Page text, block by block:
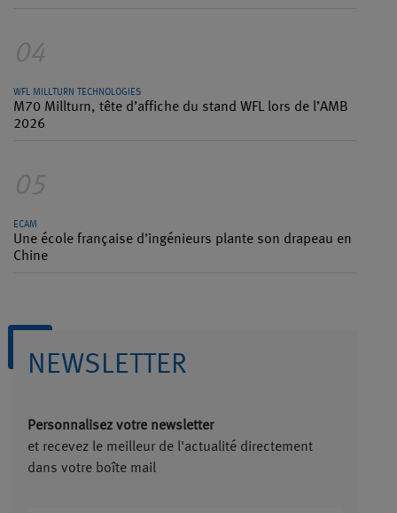
04
WFL MILLTURN TECHNOLOGIES
M70 Millturn, tête d’affiche du stand WFL lors de l’AMB
2026
05
ECAM
Une école française d’ingénieurs plante son drapeau en
Chine
NEWSLETTER
Personnalisez votre newsletter
et recevez le meilleur de l'actualité directement
dans votre boîte mail